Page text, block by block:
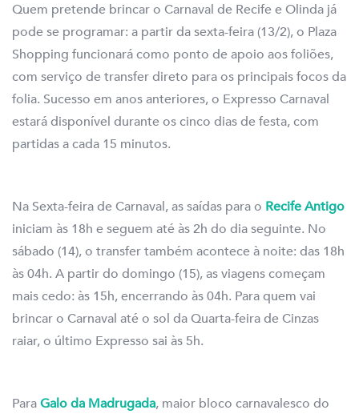
Quem pretende brincar o Carnaval de Recife e Olinda já
pode se programar: a partir da sexta-feira (13/2), o Plaza
Shopping funcionará como ponto de apoio aos foliões,
com serviço detransferdireto para os principais focos da
folia. Sucesso em anos anteriores, o Expresso Carnaval
estará disponível durante os cinco dias de festa, com
partidas a cada 15 minutos.
Na Sexta-feira de Carnaval, as saídas para o Recife Antigo
iniciam às 18h e seguem até às 2h do dia seguinte. No
sábado (14), o transfer também acontece à noite: das 18h
às 04h. A partir do domingo (15), as viagens começam
mais cedo: às 15h, encerrando às 04h. Para quem vai
brincar o Carnaval até o sol da Quarta-feira de Cinzas
raiar, o último Expresso sai às 5h.
ParaGalo da Madrugada, maior bloco carnavalesco do